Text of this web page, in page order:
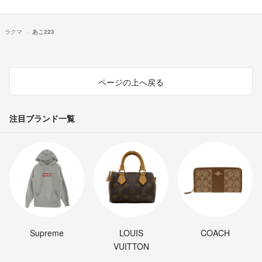
ラクマ あこ223
ページの上へ戻る
注目ブランド一覧
Supreme
LOUIS
VUITTON
COACH